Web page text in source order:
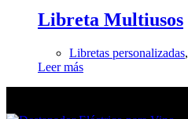
Libreta Multiusos
Libretas personalizadas,
Leer más